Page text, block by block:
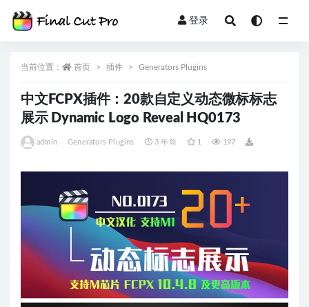
登录
当前位置： 首页 插件 Generators Plugins
中文FCPX插件：20款自定义动态微标标志
展示 Dynamic Logo Reveal HQ0173
admin Generators Plugins 3 年前 1 197